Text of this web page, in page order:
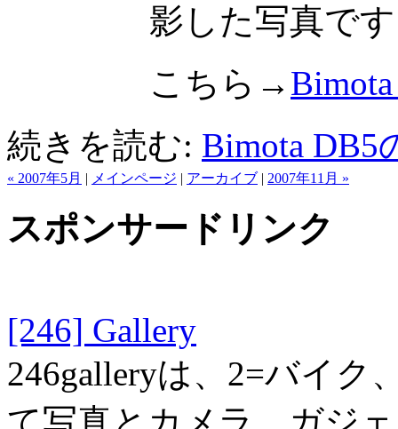
影した写真で
こちら→
続きを読む: Bimota
« 2007年5月 | メインページ | アーカイブ | 2007年11月 »
スポンサードリンク
[246] Gallery
246galleryは、2=バイク